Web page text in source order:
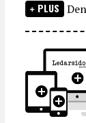
PLUS